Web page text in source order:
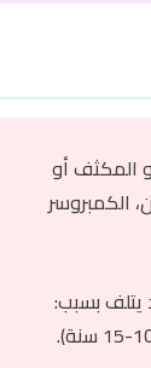
المكثف أو
الكمبروسر
يتلف بسبب: